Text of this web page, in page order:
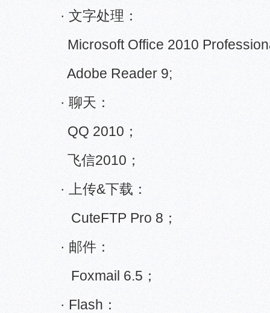
· 文字处理：
Microsoft Office 2010
Adobe Reader 9;
· 聊天：
QQ 2010；
飞信2010；
· 上传&下载：
CuteFTP Pro 8；
· 邮件：
Foxmail 6.5；
· Flash：